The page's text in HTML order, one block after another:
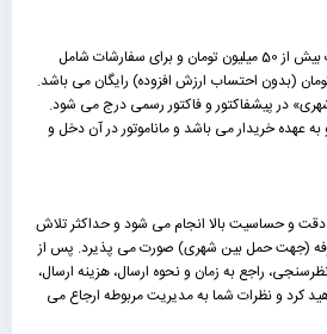
حمل داخل شهری برای سفارشات بیش از 50 میلیون تومان و برای سفارشات شامل
بیش از 200 میلیون تومان (بدون احتساب ارزش افزوده) رایگان می باشد.
در پیشفاکتور و فاکتور رسمی درج می شود.
عهده خریدار می باشد و ماناموتور در آن دخل و
دقت و حساسیت بالا انجام می شود و حداکثر تلاش
(جهت حمل بین شهری) صورت می پذیرد. پس از
راجع به زمان و نحوه ارسال، هزینه ارسال،
کرد و نظرات شما به مدیریت مربوطه ارجاع می